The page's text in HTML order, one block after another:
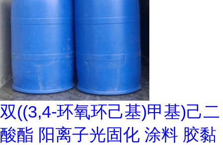
双((3,4-环氧环己基)甲基)己二
酸酯 阳离子光固化 涂料 胶黏